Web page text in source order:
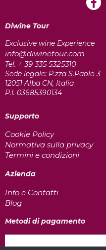
Diwine Tour
Exclusive wine Experience
info@diwinetour.com
Tel. + 39 335 5325310
Sede legale: P.zza S.Paolo 3
12051 Alba CN, Italia
P.I. 03685390134
Supporto
Cookie Policy
Normativa sulla privacy
Termini e condizioni
Azienda
Info e Contatti
Blog
Metodi di pagamento